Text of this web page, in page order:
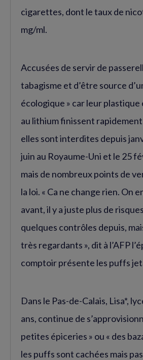
cigarettes, dont le taux de
mg/ml.
Accusées de servir de
tabagisme et d’être source
écologique » car leur
au lithium finissent
elles sont interdites depuis
juin au Royaume-Uni et le 25
mais de nombreux points de
la loi. « Ca ne change rien. On
avant, il y a juste plus de
quelques contrôles depuis,
très regardants », dit à l’AFP
comptoir présente les puffs
Dans le Pas-de-Calais, Lisa*,
ans, continue de
petites épiceries » ou « des
les puffs sont cachées mais